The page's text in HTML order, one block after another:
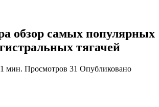
обзор самых популярных
тягачей
мин. Просмотров 31 Опубликовано